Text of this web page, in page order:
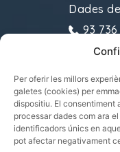
Per oferir les millors
galetes (cookies) per
dispositiu. El consentiment
processar dades com ara
identificadors únics en
pot afectar negativament
Dades
93 736
C/
Terrassa